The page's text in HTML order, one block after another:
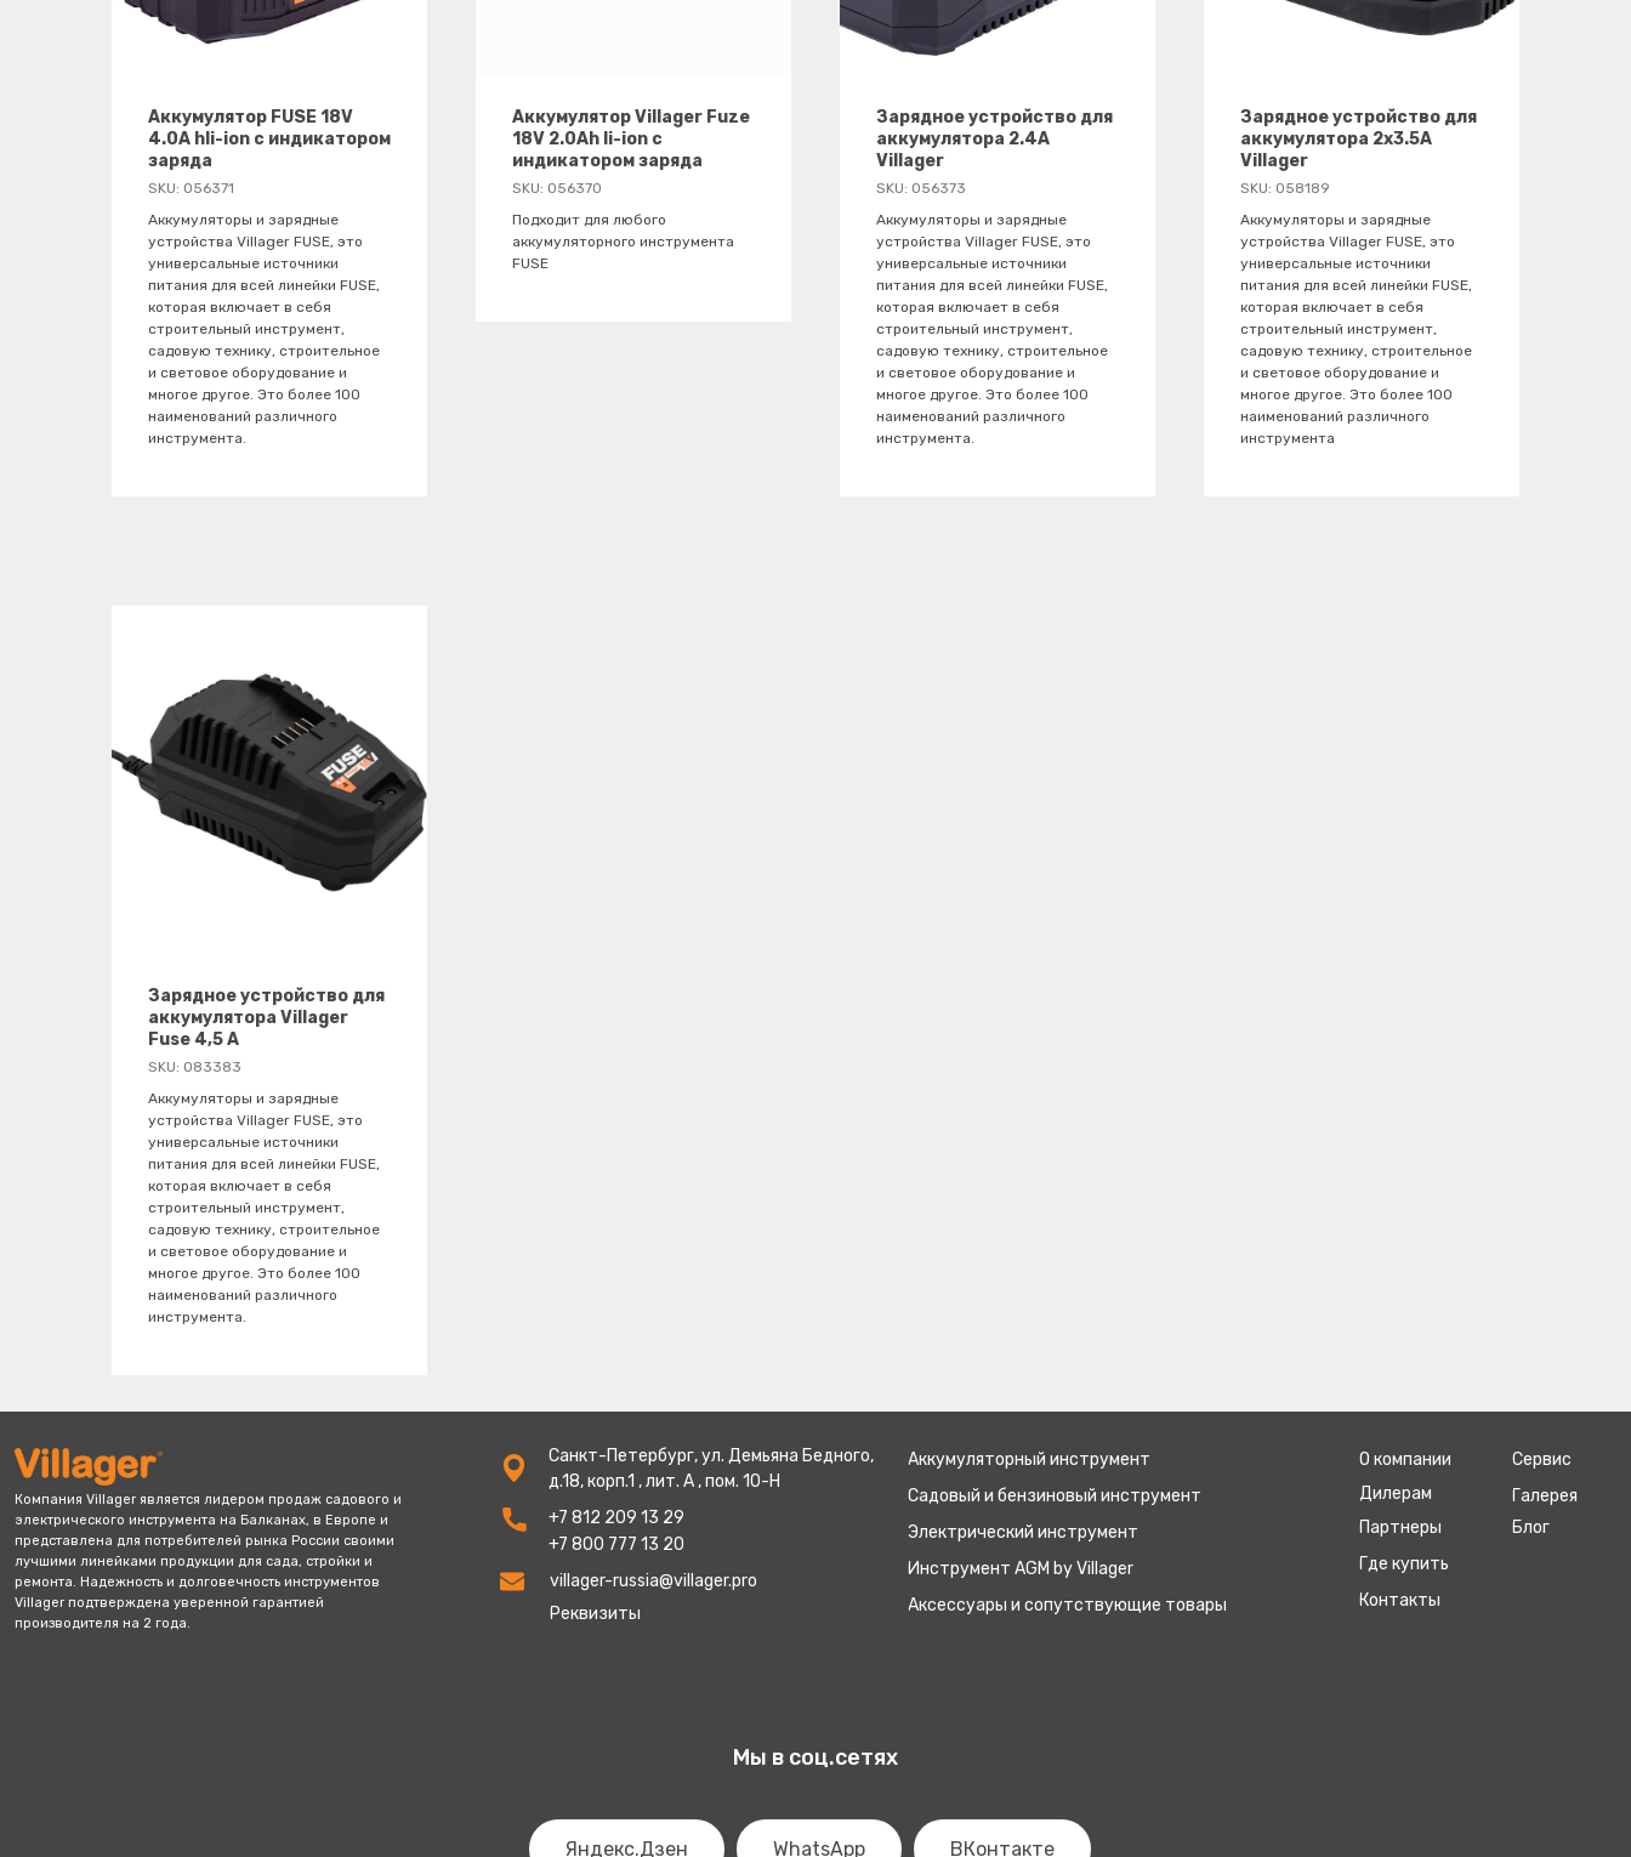
Аккумулятор FUSE 18V
4.0A hli-ion с индикатором
заряда
SKU: 056371
Аккумуляторы и зарядные
устройства Villager FUSE, это
универсальные источники
питания для всей линейки FUSE,
которая включает в себя
строительный инструмент,
садовую технику, строительное
и световое оборудование и
многое другое. Это более 100
наименований различного
инструмента.
Аккумулятор Villager Fuze
18V 2.0Ah li-ion с
индикатором заряда
SKU: 056370
Подходит для любого
аккумуляторного инструмента
FUSE
Зарядное устройство для
аккумулятора 2.4A
Villager
SKU: 056373
Аккумуляторы и зарядные
устройства Villager FUSE, это
универсальные источники
питания для всей линейки FUSE,
которая включает в себя
строительный инструмент,
садовую технику, строительное
и световое оборудование и
многое другое. Это более 100
наименований различного
инструмента.
Зарядное устройство для
аккумулятора 2x3.5A
Villager
SKU: 058189
Аккумуляторы и зарядные
устройства Villager FUSE, это
универсальные источники
питания для всей линейки FUSE,
которая включает в себя
строительный инструмент,
садовую технику, строительное
и световое оборудование и
многое другое. Это более 100
наименований различного
инструмента
Зарядное устройство для
аккумулятора Villager
Fuse 4,5 A
SKU: 083383
Аккумуляторы и зарядные
устройства Villager FUSE, это
универсальные источники
питания для всей линейки FUSE,
которая включает в себя
строительный инструмент,
садовую технику, строительное
и световое оборудование и
многое другое. Это более 100
наименований различного
инструмента.
Аккумуляторный инструмент
Садовый и бензиновый инструмент
Электрический инструмент
Инструмент AGM by Villager
Дилерам
О компании
Где купить
Контакты
Аксессуары и сопутствующие товары
Сервис
Галерея
villager-Russia@villager.pro
Санкт-Петербург, ул. Демьяна Бедного,
д.18, корп.1 , лит. А , пом. 10-Н
+7 812 209 13 29
villager-russia@villager.pro
Компания Villager является лидером продаж садового и
электрич еского инструмента на Балканах, в Европе и
представлена для потребителей рынка России своими
лучшими линейка ми продукции для сада, стройки и
ремонта. Надежность и долговечность инструментов
Villager подтверждена уверенной гарантией
производителя на 2 года.
Блог
+7 800 777 13 20
Партнеры
Реквизиты
Мы в соц.сетях
Яндекс.Дзен WhatsApp ВКонтакте